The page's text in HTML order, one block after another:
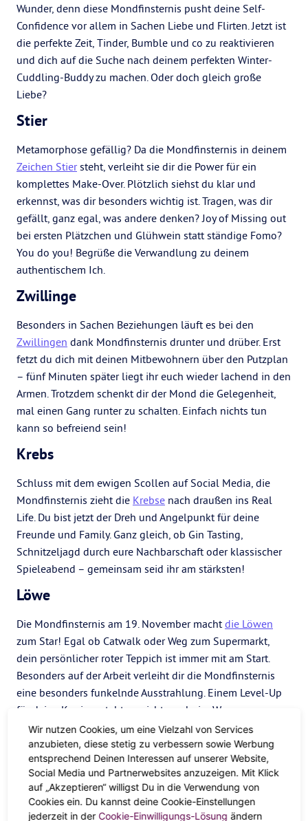
Wunder, denn diese Mondfinsternis pusht deine Self-
Confidence vor allem in Sachen Liebe und Flirten. Jetzt ist
die perfekte Zeit, Tinder, Bumble und co zu reaktivieren
und dich auf die Suche nach deinem perfekten Winter-
Cuddling-Buddy zu machen. Oder doch gleich große
Liebe?
Stier
Metamorphose gefällig? Da die Mondfinsternis in deinem
Zeichen Stiersteht, verleiht sie dir die Power für ein
komplettes Make-Over. Plötzlich siehst du klar und
erkennst, was dir besonders wichtig ist. Tragen, was dir
gefällt, ganz egal, was andere denken? Joy of Missing out
bei ersten Plätzchen und Glühwein statt ständige Fomo?
You do you! Begrüße die Verwandlung zu deinem
authentischem Ich.
Zwillinge
Besonders in Sachen Beziehungen läuft es bei den
Zwillingen dank Mondfinsternis drunter und drüber. Erst
fetzt du dich mit deinen Mitbewohnern über den Putzplan
– fünf Minuten später liegt ihr euch wieder lachend in den
Armen. Trotzdem schenkt dir der Mond die Gelegenheit,
mal einen Gang runter zu schalten. Einfach nichts tun
kann so befreiend sein!
Krebs
Schluss mit dem ewigen Scollen auf Social Media, die
Mondfinsternis zieht die Krebse nach draußen ins Real
Life. Du bist jetzt der Dreh und Angelpunkt für deine
Freunde und Family. Ganz gleich, ob Gin Tasting,
Schnitzeljagd durch eure Nachbarschaft oder klassischer
Spieleabend – gemeinsam seid ihr am stärksten!
Löwe
Die Mondfinsternis am 19. November machtdie Löwen
zum Star! Egal ob Catwalk oder Weg zum Supermarkt,
dein persönlicher roter Teppich ist immer mit am Start.
Besonders auf der Arbeit verleiht dir die Mondfinsternis
eine besonders funkelnde Ausstrahlung. Einem Level-Up
für deine Karriere steht so nichts mehr im Weg.
Jungfrau
Aufschieberitis? Dank Mond-Energie für dich ein
Fremdwort. Jetzt ist endlich die Zeit gekommen, alles
Liegengebliebene von der To-Do-Liste zu streichen.
Vielleicht zieht es dich in die Abendschule oder nochmal
Wir nutzen Cookies, um eine Vielzahl von Services
anzubieten, diese stetig zu verbessern sowie Werbung
entsprechend Deinen Interessen auf unserer Website,
Social Media und Partnerwebsites anzuzeigen. Mit Klick
auf „Akzeptieren“ willigst Du in die Verwendung von
Cookies ein. Du kannst deine Cookie-Einstellungen
jederzeit in der Cookie-Einwilligungs-Lösung ändern